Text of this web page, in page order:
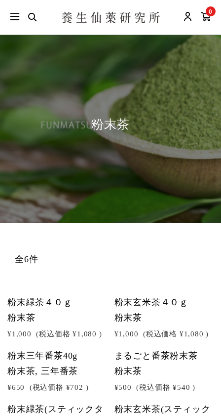
0
粉末茶
全6件
粉末緑茶４０ｇ
粉末茶
¥1,000 (税込価格 ¥1,080 )
粉末玄米茶４０ｇ
粉末茶
¥1,000 (税込価格 ¥1,080 )
粉末三年番茶40g
粉末茶, 三年番茶
¥650 (税込価格 ¥702 )
まるごと番茶粉末茶
粉末茶
¥500 (税込価格 ¥540 )
粉末緑茶(スティックタ
粉末玄米茶(スティック